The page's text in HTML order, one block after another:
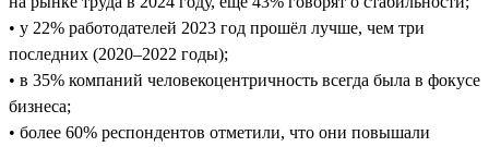
• у 22% работодателей 2023 год прошёл лучше, чем три
последних (2020–2022 годы);
• в 35% компаний человекоцентричность всегда была в фокусе
бизнеса;
• более 60% респондентов отметили, что они повышали